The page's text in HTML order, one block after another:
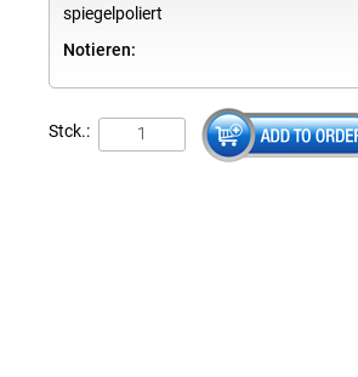
spiegelpoliert
Notieren:
Stck.: